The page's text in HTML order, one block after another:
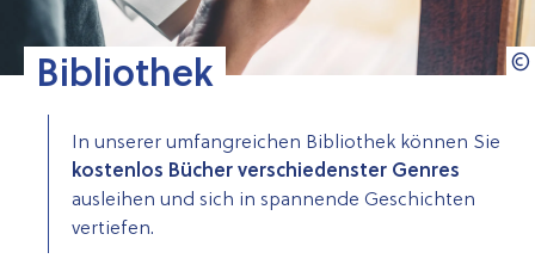
Bibliothek
In unserer umfangreichen Bibliothek können Sie
kostenlos Bücher verschiedenster Genres
ausleihen und sich in spannende Geschichten
vertiefen.